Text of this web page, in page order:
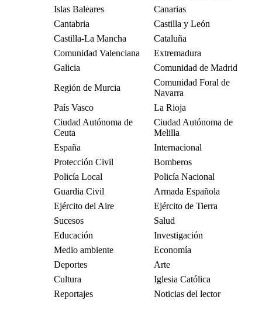
Islas Baleares
Canarias
Cantabria
Castilla y León
Castilla-La Mancha
Cataluña
Comunidad Valenciana
Extremadura
Galicia
Comunidad de Madrid
Región de Murcia
Comunidad Foral de
Navarra
País Vasco
La Rioja
Ciudad Autónoma de
Ceuta
Ciudad Autónoma de
Melilla
España
Internacional
Protección Civil
Bomberos
Policía Local
Policía Nacional
Guardia Civil
Armada Española
Ejército del Aire
Ejército de Tierra
Sucesos
Salud
Educación
Investigación
Medio ambiente
Economía
Deportes
Arte
Cultura
Iglesia Católica
Reportajes
Noticias del lector